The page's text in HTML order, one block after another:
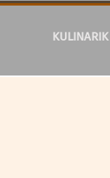
KULINARIK